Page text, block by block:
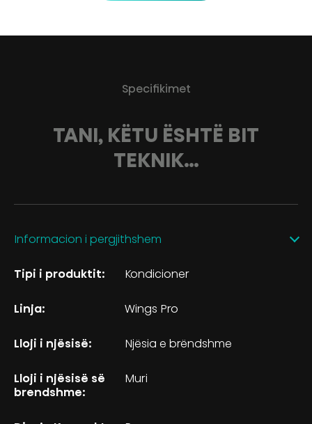
Specifikimet
TANI, KËTU ËSHTË BIT
TEKNIK…
Informacion i pergjithshem
Tipi i produktit: Kondicioner
Linja: Wings Pro
Lloji i njësisë: Njësia e brëndshme
Lloji i njësisë së
brendshme:
Muri